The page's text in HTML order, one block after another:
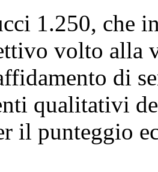
che
volto alla
di
qualitativi
il punteggio